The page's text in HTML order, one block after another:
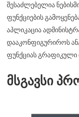
შესაძლებელია
ფუნქციების
აპლიკაცია
დააკონფიგურიროს
ფუნქციას გრაფიკული
მსგავსი